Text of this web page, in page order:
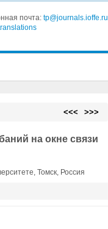
почта: tp@journals.ioffe.ru
<<< >>>
на окне связи
Томск, Россия